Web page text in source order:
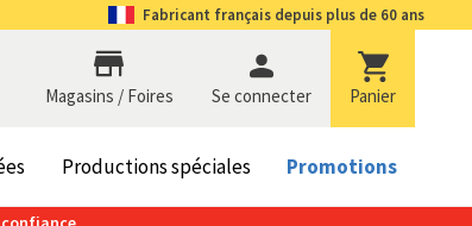
Fabricant français depuis plus de 60 ans
Magasins / Foires se connecter Panier
Productions spéciales Promotions